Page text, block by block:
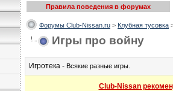
Правила поведения в форумах
Форумы Club-Nissan.ru > Клубная тусовка
Игры про войну
Игротека - Всякие разные игры.
Club-Nissan